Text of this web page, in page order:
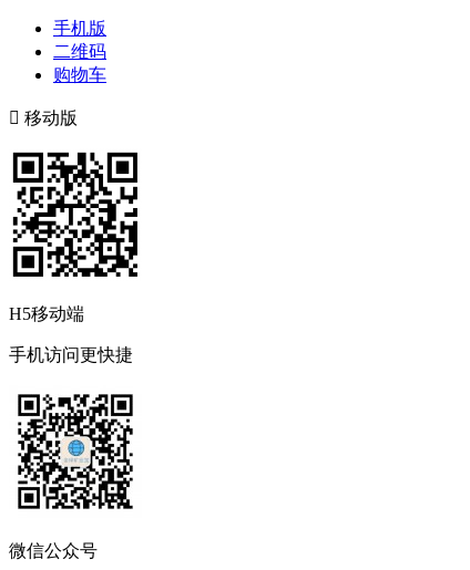
手机版
二维码
购物车
 移动版
H5移动端
手机访问更快捷
微信公众号